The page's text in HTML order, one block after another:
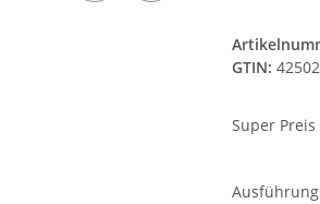
GTIN:
Super
Ausführung